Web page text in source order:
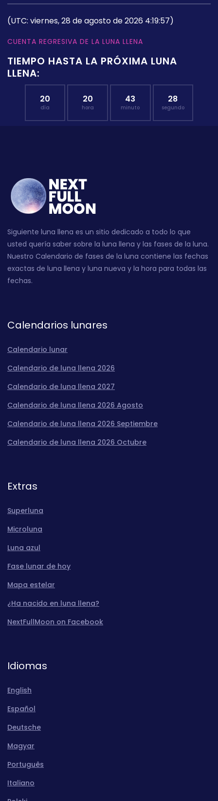
(UTC: viernes, 28 de agosto de 2026 4:19:57)
CUENTA REGRESIVA DE LA LUNA LLENA
TIEMPO HASTA LA PRÓXIMA LUNA
LLENA:
20
día
20
hora
43
minuto
27
segundo
Siguiente luna llena es un sitio dedicado a todo lo que
usted quería saber sobre la luna llena y las fases de la luna.
Nuestro Calendario de fases de la luna contiene las fechas
exactas de luna llena y luna nueva y la hora para todas las
fechas.
Calendarios lunares
Calendario lunar
Calendario de luna llena 2026
Calendario de luna llena 2027
Calendario de luna llena 2026 Agosto
Calendario de luna llena 2026 Septiembre
Calendario de luna llena 2026 Octubre
Extras
Superluna
Microluna
Luna azul
Fase lunar de hoy
Mapa estelar
¿Ha nacido en luna llena?
NextFullMoon on Facebook
Idiomas
English
Español
Deutsche
Magyar
Português
Italiano